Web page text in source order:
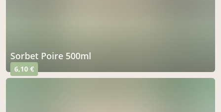
Sorbet Poire 500ml
6,10 €